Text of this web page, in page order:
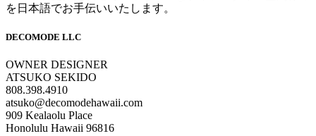
を日本語でお手伝いいたします。
DECOMODE LLC
OWNER DESIGNER
ATSUKO SEKIDO
808.398.4910
atsuko@decomodehawaii.com
909 Kealaolu Place
Honolulu Hawaii 96816